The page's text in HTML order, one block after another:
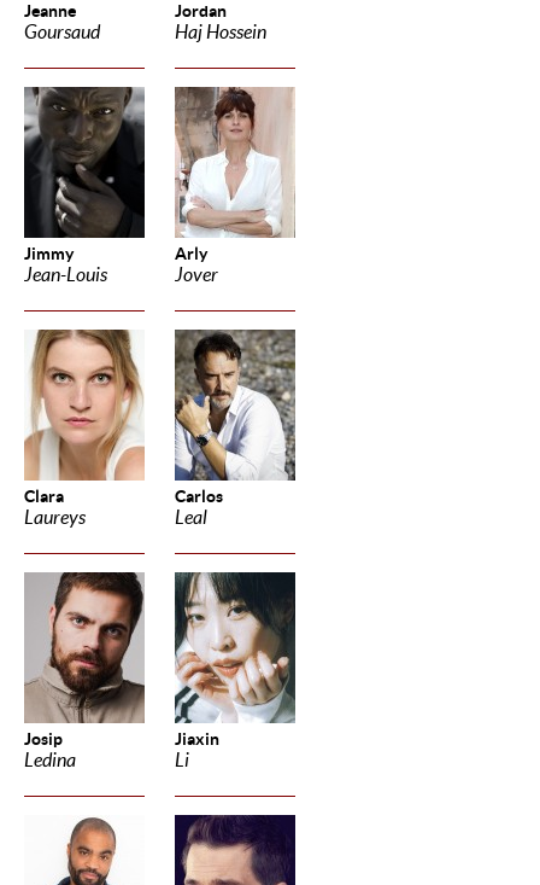
Jeanne
Goursaud
Jordan
Haj Hossein
Jimmy
Jean-Louis
Arly
Jover
Clara
Laureys
Carlos
Leal
Josip
Ledina
Jiaxin
Li